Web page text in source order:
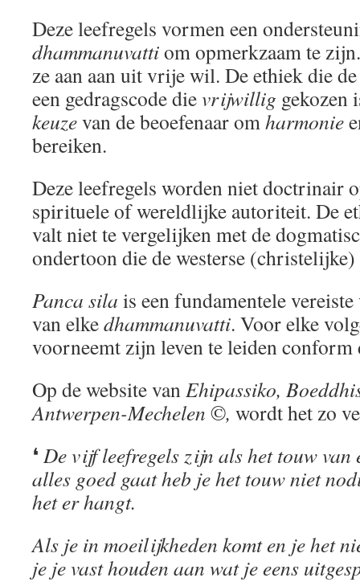
Deze leefregels vormen een
dhammanuvattiom opmerkzaam te
ze aan aan uit vrije wil. De ethiek die
een gedragscode dievrijwillig gekozen
keuzevan de beoefenaar om harmonie
bereiken.
Deze leefregels worden niet doctrinair
spirituele of wereldlijke autoriteit. De
valt niet te vergelijken met de
ondertoon die de westerse
Panca sila is een fundamentele
van elkedhammanuvatti. Voor elke
voorneemt zijn leven te leiden
Op de website van Ehipassiko,
Antwerpen-Mechelen ©, wordt het zo
❛ De vijf leefregels zijn als het touw van
alles goed gaat heb je het touw niet
het er hangt.
Als je in moeilijkheden komt en je het
je je vast houden aan wat je eens